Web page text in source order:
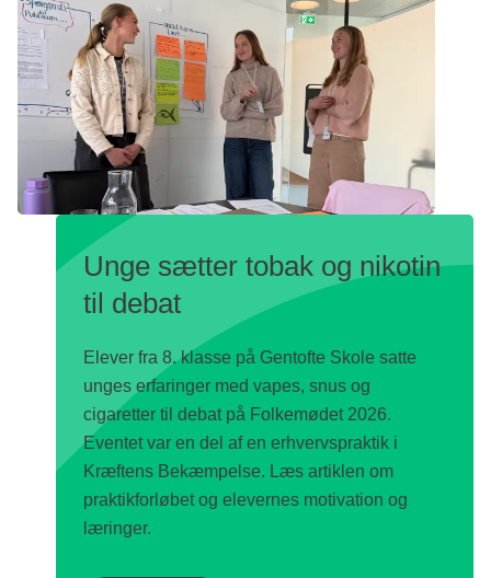
Unge sætter tobak og nikotin
til debat
Elever fra 8. klasse på Gentofte Skole satte
unges erfaringer med vapes, snus og
cigaretter til debat på Folkemødet 2026.
Eventet var en del af en erhvervspraktik i
Kræftens Bekæmpelse. Læs artiklen om
praktikforløbet og elevernes motivation og
læringer.